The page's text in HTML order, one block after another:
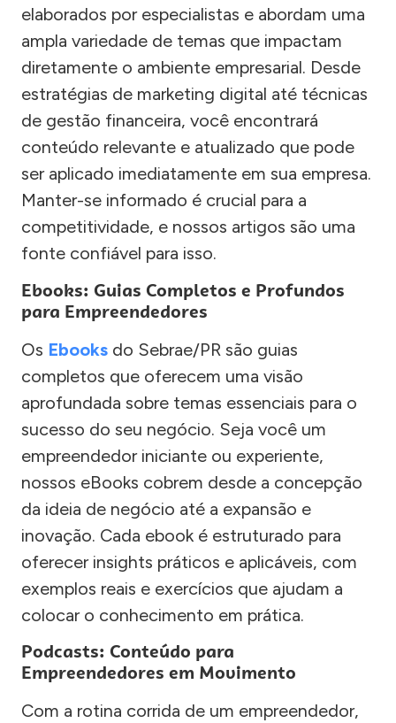
elaborados por especialistas e abordam uma
ampla variedade de temas que impactam
diretamente o ambiente empresarial. Desde
estratégias de marketing digital até técnicas
de gestão financeira, você encontrará
conteúdo relevante e atualizado que pode
ser aplicado imediatamente em sua empresa.
Manter-se informado é crucial para a
competitividade, e nossos artigos são uma
fonte confiável para isso.
Ebooks: Guias Completos e Profundos
para Empreendedores
Os Ebooks do Sebrae/PR são guias
completos que oferecem uma visão
aprofundada sobre temas essenciais para o
sucesso do seu negócio. Seja você um
empreendedor iniciante ou experiente,
nossos eBooks cobrem desde a concepção
da ideia de negócio até a expansão e
inovação. Cada ebook é estruturado para
oferecer insights práticos e aplicáveis, com
exemplos reais e exercícios que ajudam a
colocar o conhecimento em prática.
Podcasts: Conteúdo para
Empreendedores em Movimento
Com a rotina corrida de um empreendedor,